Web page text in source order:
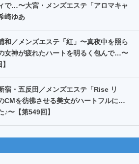
で…〜大宮・メンズエステ「アロマキャ
崎ゆあ
和／メンズエステ「紅」〜真夜中を照ら
女神が疲れたハートを明るく包んで…〜
宿・五反田／メンズエステ「Rise リ
CMを彷彿させる美女がハートフルに…
️♪〜【第549回】